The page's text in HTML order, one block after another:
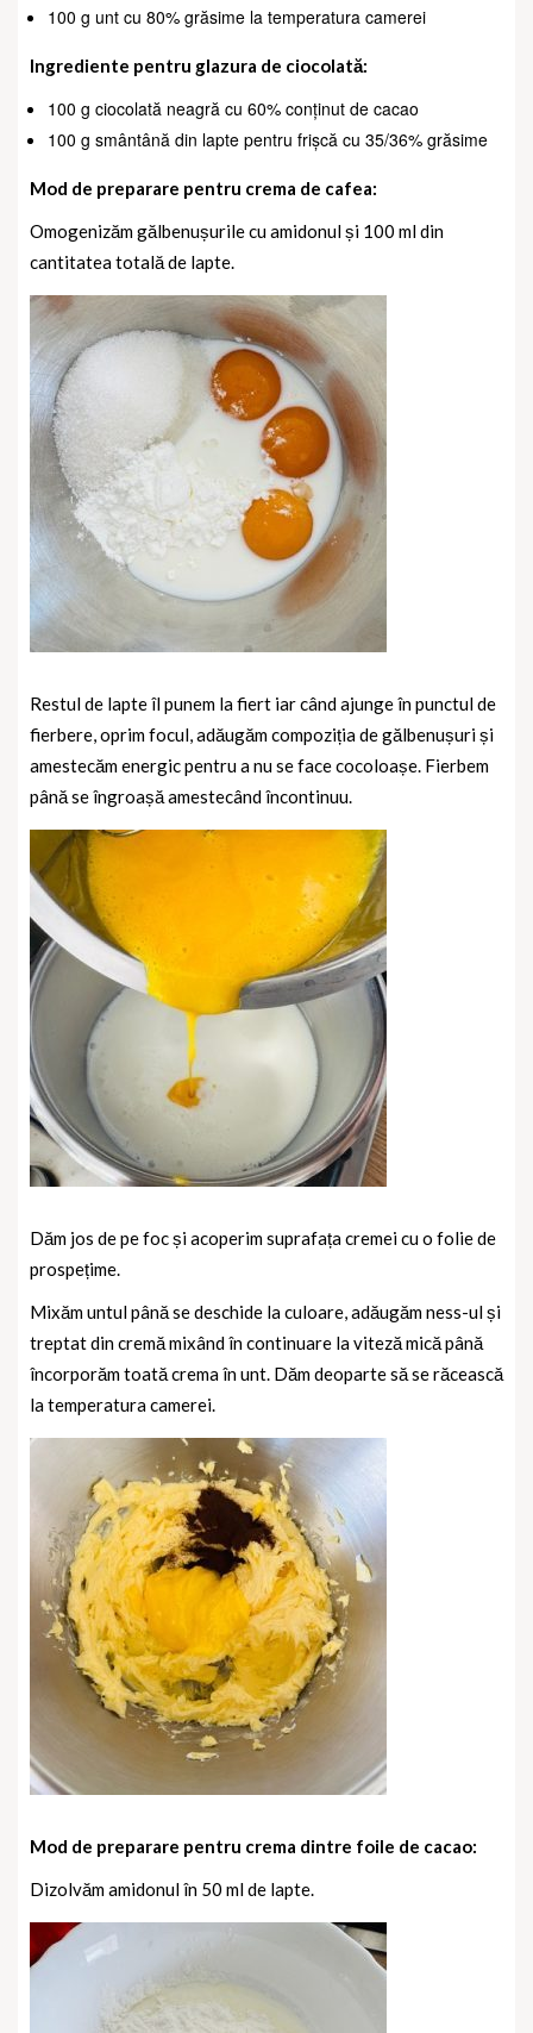
100 g unt cu 80% grăsime la temperatura camerei
Ingrediente pentru glazura de ciocolată:
100 g ciocolată neagră cu 60% conținut de cacao
100 g smântână din lapte pentru frișcă cu 35/36% grăsime
Mod de preparare pentru crema de cafea:
Omogenizăm gălbenușurile cu amidonul și 100 ml din
cantitatea totală de lapte.
Restul de lapte îl punem la fiert iar când ajunge în punctul de
fierbere, oprim focul, adăugăm compoziția de gălbenușuri și
amestecăm energic pentru a nu se face cocoloașe. Fierbem
până se îngroașă amestecând încontinuu.
Dăm jos de pe foc și acoperim suprafața cremei cu o folie de
prospețime.
Mixăm untul până se deschide la culoare, adăugăm ness-ul și
treptat din cremă mixând în continuare la viteză mică până
încorporăm toată crema în unt. Dăm deoparte să se răcească
la temperatura camerei.
Mod de preparare pentru crema dintre foile de cacao:
Dizolvăm amidonul în 50 ml de lapte.